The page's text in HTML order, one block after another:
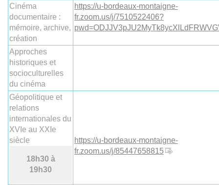
Cinéma
documentaire :
mémoire, archive,
création
https://u-bordeaux-montaigne-
fr.zoom.us/j/7510522406?
Approches
historiques et
socioculturelles
du cinéma
Géopolitique et
relations
internationales du
XVIe au XXIe
siècle
18h30 à
19h30
https://u-bordeaux-montaigne-
fr.zoom.us/j/85447658815